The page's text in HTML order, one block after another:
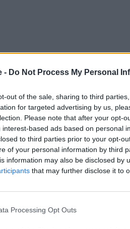
- Do Not Process My Personal
out of the sale, sharing to third
for targeted advertising by us,
Please note that after your opt-
interest-based ads based on personal
to third parties prior to your opt-
of your personal information by third
information may also be disclosed by
that may further disclose it to
Processing Opt Outs